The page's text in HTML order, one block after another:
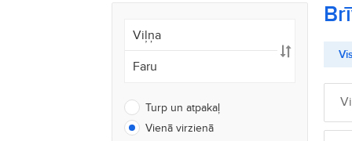
Turp un atpakaļ
Vienā virzienā